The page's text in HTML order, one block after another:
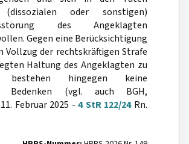
(dissozialen oder sonstigen)
des Angeklagten
Gegen eine Berücksichtigung
Vollzug der rechtskräftigen Strafe
Haltung des Angeklagten zu
hingegen keine
Bedenken (vgl. auch BGH,
Februar 2025 -4 StR 122/24Rn.